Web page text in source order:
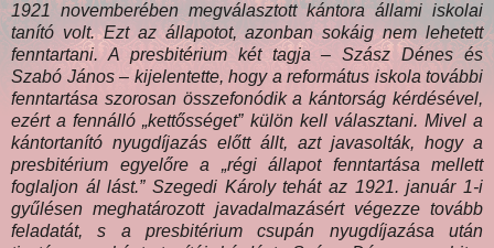
1921 novemberében megválasztott kántora állami iskolai
tanító volt. Ezt az állapotot, azonban sokáig nem lehetett
fenntartani. A presbitérium két tagja – Szász Dénes és
Szabó János – kijelentette, hogy a református iskola további
fenntartása szorosan összefonódik a kántorság kérdésével,
ezért a fennálló „kettősséget” külön kell választani. Mivel a
kántortanító nyugdíjazás előtt állt, azt javasolták, hogy a
presbitérium egyelőre a „régi állapot fenntartása mellett
foglaljon ál lást.” Szegedi Károly tehát az 1921. január 1-i
gyűlésen meghatározott javadalmazásért végezze tovább
feladatát, s a presbitérium csupán nyugdíjazása után